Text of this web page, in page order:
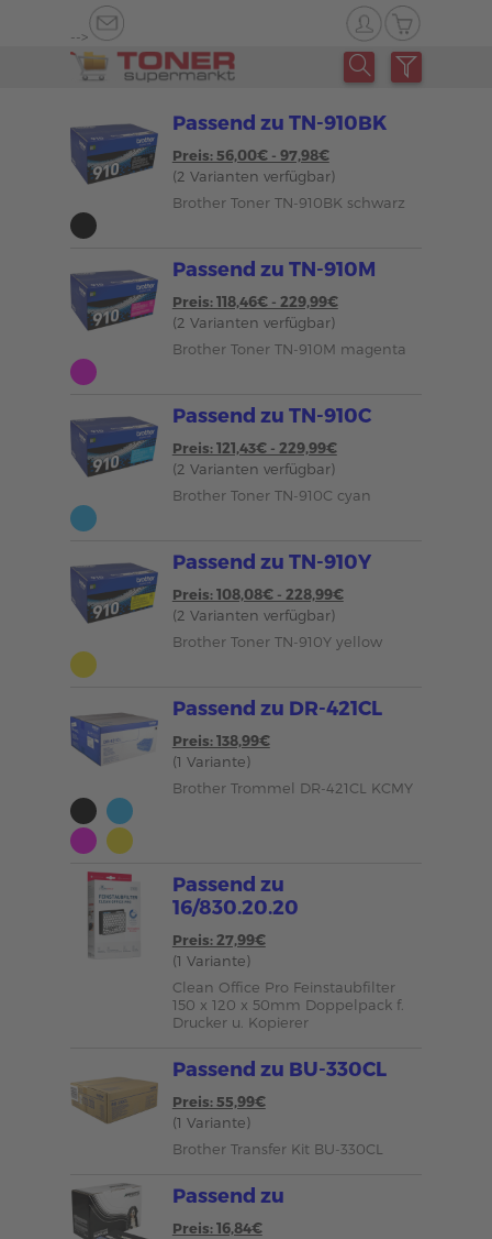
-->
Passend zu TN-910BK
Preis: 56,00€ - 97,98€
(2 Varianten verfügbar)
Brother Toner TN-910BK schwarz
Passend zu TN-910M
Preis: 118,46€ - 229,99€
(2 Varianten verfügbar)
Brother Toner TN-910M magenta
Passend zu TN-910C
Preis: 121,43€ - 229,99€
(2 Varianten verfügbar)
Brother Toner TN-910C cyan
Passend zu TN-910Y
Preis: 108,08€ - 228,99€
(2 Varianten verfügbar)
Brother Toner TN-910Y yellow
Passend zu DR-421CL
Preis: 138,99€
(1 Variante)
Brother Trommel DR-421CL KCMY
Passend zu
16/830.20.20
Preis: 27,99€
(1 Variante)
Clean Office Pro Feinstaubfilter
150 x 120 x 50mm Doppelpack f.
Drucker u. Kopierer
Passend zu BU-330CL
Preis: 55,99€
(1 Variante)
Brother Transfer Kit BU-330CL
Passend zu
Preis: 16,84€